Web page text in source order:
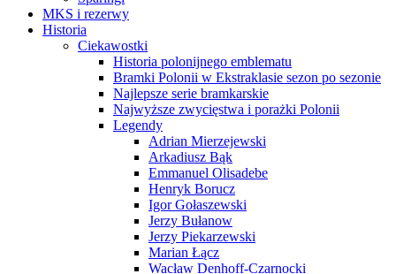
MKS i rezerwy
Historia
Ciekawostki
Historia polonijnego emblematu
Bramki Polonii w Ekstraklasie sezon po sezonie
Najlepsze serie bramkarskie
Najwyższe zwycięstwa i porażki Polonii
Legendy
Adrian Mierzejewski
Arkadiusz Bąk
Emmanuel Olisadebe
Henryk Borucz
Igor Gołaszewski
Jerzy Bułanow
Jerzy Piekarzewski
Marian Łącz
Wacław Denhoff-Czarnocki